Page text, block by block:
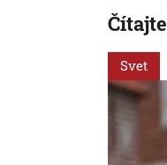
Svet